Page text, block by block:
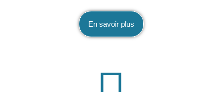
En savoir plus